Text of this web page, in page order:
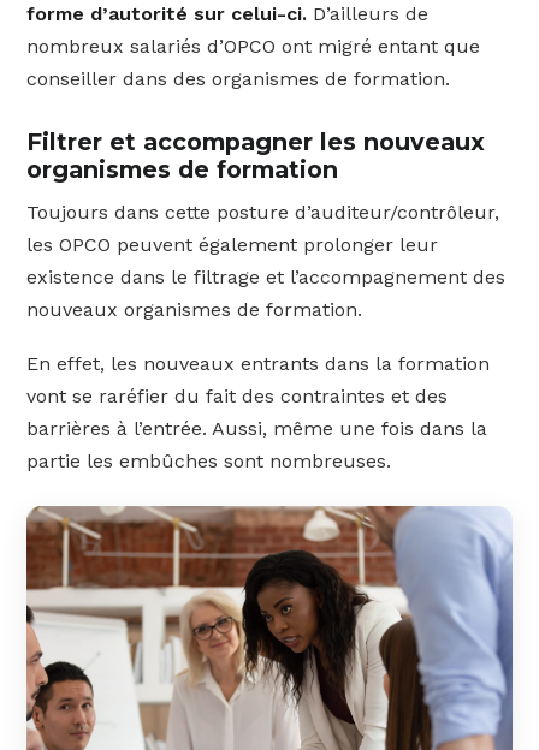
forme d’autorité sur celui-ci. D’ailleurs de
nombreux salariés d’OPCO ont migré entant que
conseiller dans des organismes de formation.
Filtrer et accompagner les nouveaux
organismes de formation
Toujours dans cette posture d’auditeur/contrôleur,
les OPCO peuvent également prolonger leur
existence dans le filtrage et l’accompagnement des
nouveaux organismes de formation.
En effet, les nouveaux entrants dans la formation
vont se raréfier du fait des contraintes et des
barrières à l’entrée. Aussi, même une fois dans la
partie les embûches sont nombreuses.